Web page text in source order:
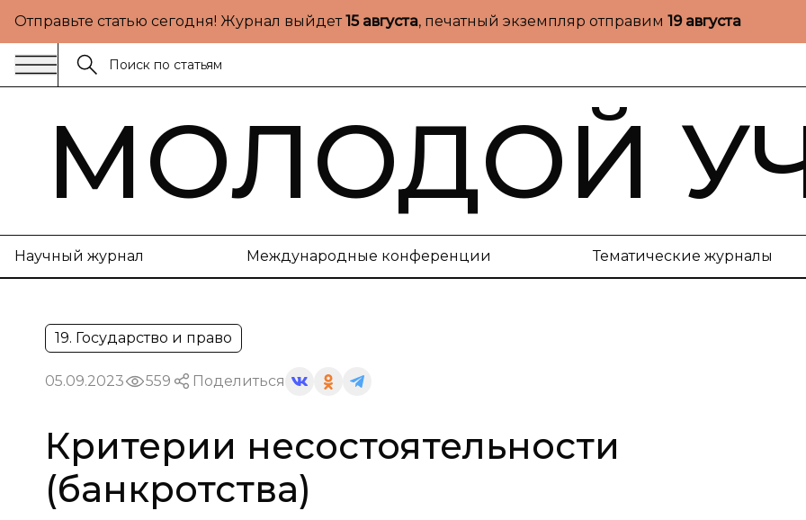
Отправьте статью сегодня! Журнал выйдет15 августа, печатный экземпляр отправим 19 августа
МОЛОДОЙ
Научный журнал Международные конференции Тематические журналы
19. Государство и право
05.09.2023 559 Поделиться
Критерии несостоятельности
(банкротства)